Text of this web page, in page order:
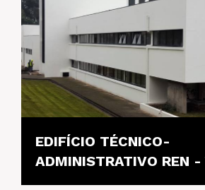
EDIFÍCIO TÉCNICO-
ADMINISTRATIVO REN -